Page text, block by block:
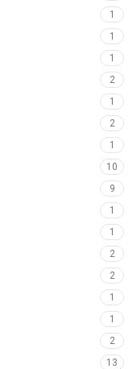
1
1
1
2
1
2
1
10
9
1
1
2
2
1
1
2
13